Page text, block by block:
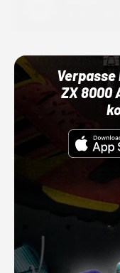
Verpasse
ZX 8000